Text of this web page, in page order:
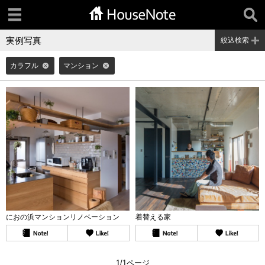
実例写真 絞込検索
カラフル マンション
におの浜マンションリノベーション 着替える家
1/1ページ